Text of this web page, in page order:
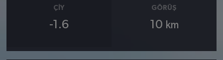
ÇIY
-1.6
GÖRÜŞ
10 km